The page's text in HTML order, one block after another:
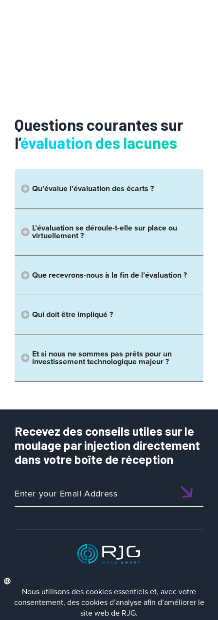
Questions courantes sur
l’évaluation des lacunes
Qu’évalue l’évaluation des écarts ?
L’évaluation se déroule-t-elle sur place ou
virtuellement ?
Que recevrons-nous à la fin de l’évaluation ?
Qui doit être impliqué ?
Et si nous ne sommes pas prêts pour un
investissement technologique majeur ?
Recevez des conseils utiles sur le
moulage par injection directement
dans votre boîte de réception